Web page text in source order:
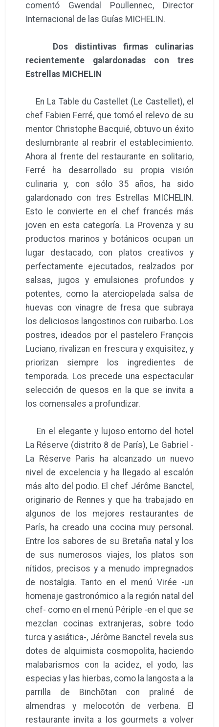
comentó Gwendal Poullennec, Director
Internacional de las Guías MICHELIN.
Dos distintivas firmas culinarias
recientemente galardonadas con tres
Estrellas MICHELIN
En La Table du Castellet (Le Castellet), el
chef Fabien Ferré, que tomó el relevo de su
mentor Christophe Bacquié, obtuvo un éxito
deslumbrante al reabrir el establecimiento.
Ahora al frente del restaurante en solitario,
Ferré ha desarrollado su propia visión
culinaria y, con sólo 35 años, ha sido
galardonado con tres Estrellas MICHELIN.
Esto le convierte en el chef francés más
joven en esta categoría. La Provenza y su
productos marinos y botánicos ocupan un
lugar destacado, con platos creativos y
perfectamente ejecutados, realzados por
salsas, jugos y emulsiones profundos y
potentes, como la aterciopelada salsa de
huevas con vinagre de fresa que subraya
los deliciosos langostinos con ruibarbo. Los
postres, ideados por el pastelero François
Luciano, rivalizan en frescura y exquisitez, y
priorizan siempre los ingredientes de
temporada. Los precede una espectacular
selección de quesos en la que se invita a
los comensales a profundizar.
En el elegante y lujoso entorno del hotel
La Réserve (distrito 8 de París), Le Gabriel -
La Réserve Paris ha alcanzado un nuevo
nivel de excelencia y ha llegado al escalón
más alto del podio. El chef Jérôme Banctel,
originario de Rennes y que ha trabajado en
algunos de los mejores restaurantes de
París, ha creado una cocina muy personal.
Entre los sabores de su Bretaña natal y los
de sus numerosos viajes, los platos son
nítidos, precisos y a menudo impregnados
de nostalgia. Tanto en el menú Virée -un
homenaje gastronómico a la región natal del
chef- como en el menú Périple -en el que se
mezclan cocinas extranjeras, sobre todo
turca y asiática-, Jérôme Banctel revela sus
dotes de alquimista cosmopolita, haciendo
malabarismos con la acidez, el yodo, las
especias y las hierbas, como la langosta a la
parrilla de Binchōtan con praliné de
almendras y melocotón de verbena. El
restaurante invita a los gourmets a volver